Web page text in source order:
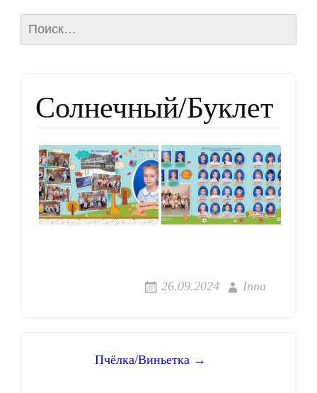
Найти:
Солнечный/Буклет
26.09.2024 Inna
Навигация
Пчёлка/Виньетка →